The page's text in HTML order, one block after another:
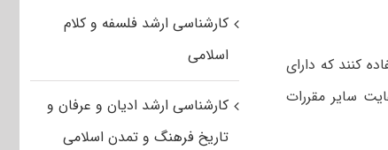
کنند که دارای
رعایت سایر مقررات
کارشناسی ارشد فلسفه و کلام
اسلامی
کارشناسی ارشد ادیان و عرفان و
تاریخ فرهنگ و تمدن اسلامی